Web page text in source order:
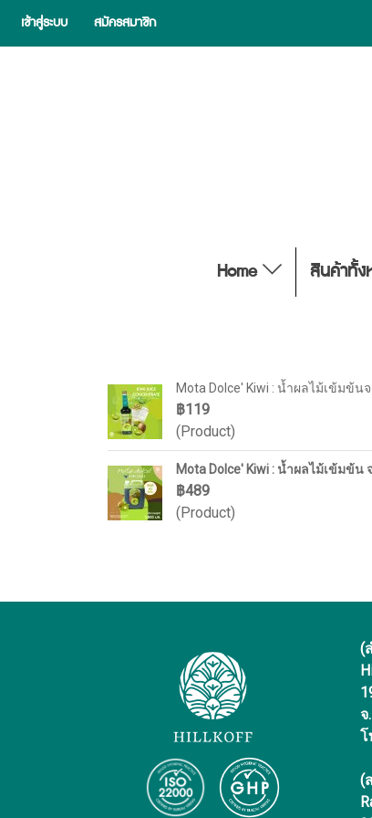
เข้าสู่ระบบ สมัครสมาชิก
Home สินค้าทั้ง
Mota Dolce' Kiwi : น้ำผลไม้เข้มข้น
฿119
(Product)
Mota Dolce' Kiwi : น้ำผลไม้เข้มข้
฿489
(Product)
(
จ
โ
(